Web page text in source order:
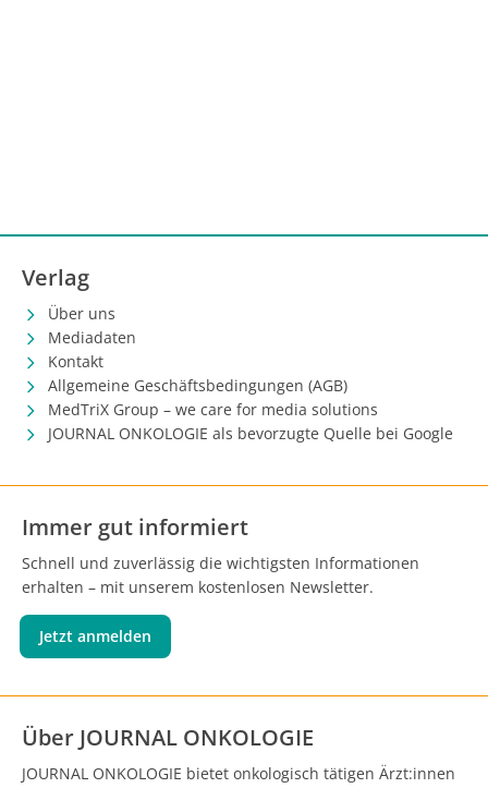
Verlag
Über uns
Mediadaten
Kontakt
Allgemeine Geschäftsbedingungen (AGB)
MedTriX Group – we care for media solutions
JOURNAL ONKOLOGIE als bevorzugte Quelle bei Google
Immer gut informiert
Schnell und zuverlässig die wichtigsten Informationen
erhalten – mit unserem kostenlosen Newsletter.
Jetzt anmelden
Über JOURNAL ONKOLOGIE
JOURNAL ONKOLOGIE bietet onkologisch tätigen Ärzt:innen